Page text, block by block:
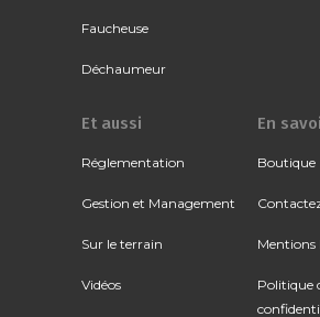
Faucheuse
Déchaumeur
Et aussi
Réglementation
Gestion et Management
Sur le terrain
Vidéos
En
Boutique
Mentions
Politique